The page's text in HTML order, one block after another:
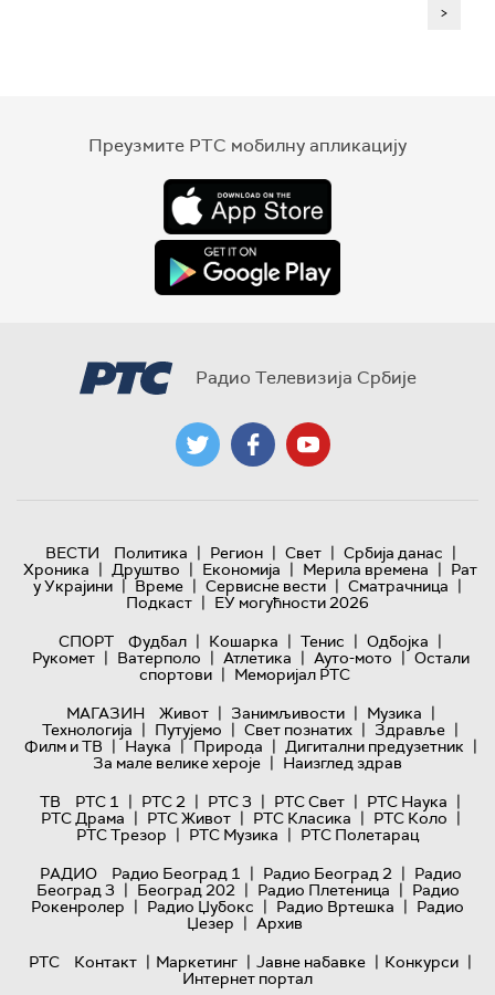
>
Преузмите РТС мобилну апликацију
Радио Телевизија Србије
ВЕСТИ Политика | Регион | Свет | Србија данас |
Хроника | Друштво | Економија | Мерила времена | Рат
у Украјини | Време | Сервисне вести | Сматрачница |
Подкаст | ЕУ могућности 2026
СПОРТ
Фудбал | Кошарка | Тенис | Одбојка |
Рукомет | Ватерполо | Атлетика | Ауто-мото | Остали
спортови | Меморијал РТС
МАГАЗИН
Живот | Занимљивости | Музика |
Технологијa | Путујемо | Свет познатих | Здравље |
Филм и ТВ | Наука | Природа | Дигитални предузетник |
За мале велике хероје | Наизглед здрав
ТВ
РТС 1 | РТС 2 | РТС 3 | РТС Свет | РТС Наука |
РТС Драма | РТС Живот | РТС Класика | РТС Коло |
РТС Трезор | РТС Музика | РТС Полетарац
РАДИО
Радио Београд 1 | Радио Београд 2 | Радио
Београд 3 | Београд 202 | Радио Плетеница | Радио
Рокенролер | Радио Џубокс | Радио Вртешка | Радио
Џезер | Архив
РТС
Контакт | Маркетинг | Јавне набавке | Конкурси |
Интернет портал